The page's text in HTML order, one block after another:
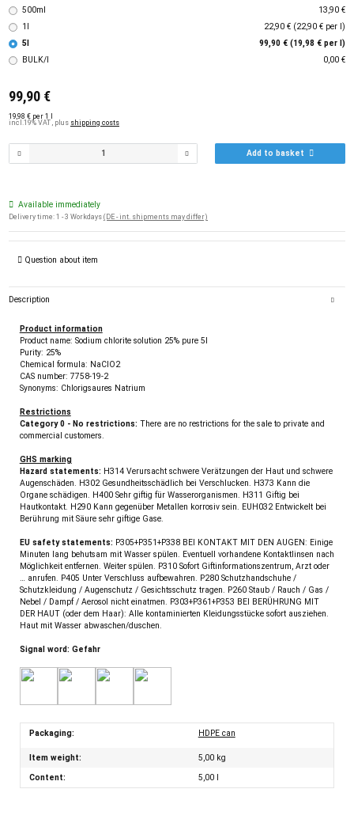
500ml
13,90 €
1l
22,90 € (22,90 € per l)
5l
99,90 € (19,98 € per l)
BULK/l
0,00 €
99,90 €
19,98 € per 1 l
incl.19% VAT , plus shipping costs
Add to basket
Available immediately
Delivery time: 1 - 3 Workdays (DE - int. shipments may differ)
Question about item
Description
Product information
Product name: Sodium chlorite solution 25% pure 5l
Purity: 25%
Chemical formula: NaClO2
CAS number: 7758-19-2
Synonyms: Chlorigsaures Natrium
Restrictions
Category 0 - No restrictions: There are no restrictions for the sale to private and
commercial customers.
GHS marking
Hazard statements: H314 Verursacht schwere Verätzungen der Haut und schwere
Augenschäden. H302 Gesundheitsschädlich bei Verschlucken. H373 Kann die
Organe schädigen. H400 Sehr giftig für Wasserorganismen. H311 Giftig bei
Hautkontakt. H290 Kann gegenüber Metallen korrosiv sein. EUH032 Entwickelt bei
Berührung mit Säure sehr giftige Gase.
EU safety statements: P305+P351+P338 BEI KONTAKT MIT DEN AUGEN: Einige
Minuten lang behutsam mit Wasser spülen. Eventuell vorhandene Kontaktlinsen nach
Möglichkeit entfernen. Weiter spülen. P310 Sofort Giftinformationszentrum, Arzt oder
… anrufen. P405 Unter Verschluss aufbewahren. P280 Schutzhandschuhe /
Schutzkleidung / Augenschutz / Gesichtsschutz tragen. P260 Staub / Rauch / Gas /
Nebel / Dampf / Aerosol nicht einatmen. P303+P361+P353 BEI BERÜHRUNG MIT
DER HAUT (oder dem Haar): Alle kontaminierten Kleidungsstücke sofort ausziehen.
Haut mit Wasser abwaschen/duschen.
Signal word: Gefahr
Packaging: HDPE can
Item weight: 5,00 kg
Content:
5,00 l